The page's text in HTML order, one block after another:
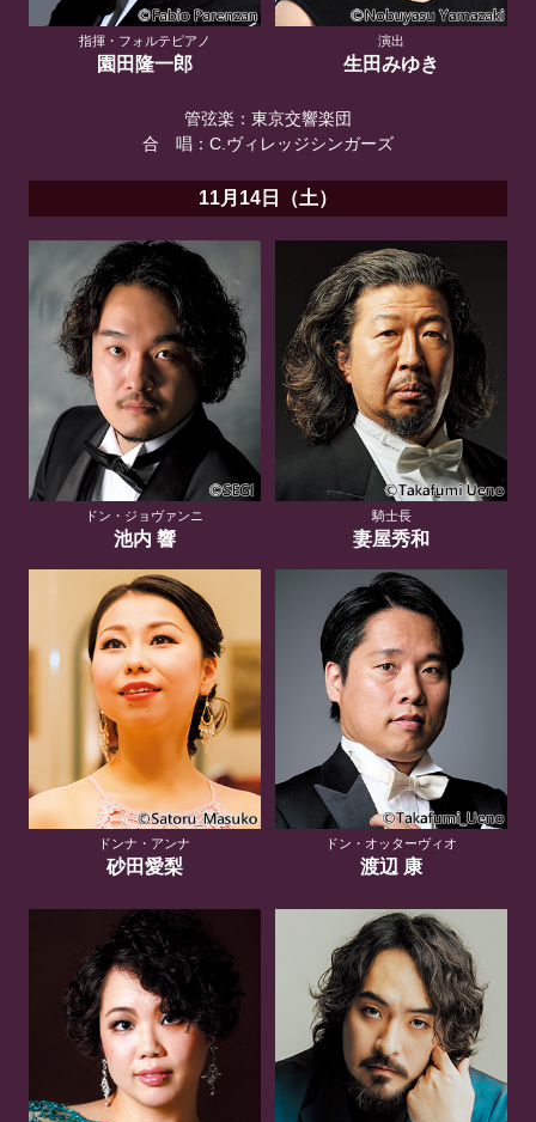
指揮・フォルテピアノ
園田隆一郎
演出
生田みゆき
管弦楽：東京交響楽団
合 唱：C.ヴィレッジシンガーズ
11月14日（土）
ドン・ジョヴァンニ
池内 響
騎士長
妻屋秀和
ドンナ・アンナ
砂田愛梨
ドン・オッターヴィオ
渡辺 康